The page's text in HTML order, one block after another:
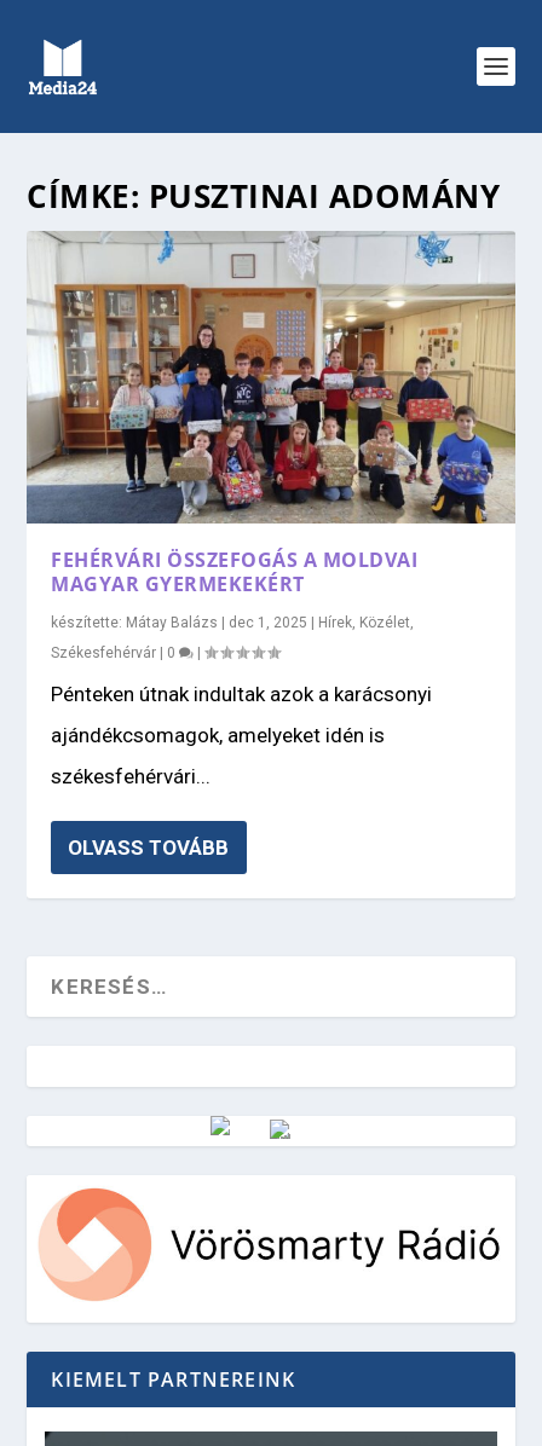
CÍMKE: PUSZTINAI ADOMÁNY
FEHÉRVÁRI ÖSSZEFOGÁS A MOLDVAI
MAGYAR GYERMEKEKÉRT
készítette: Mátay Balázs | dec 1, 2025 | Hírek Közélet
Székesfehérvár | 0 |
Pénteken útnak indultak azok a karácsonyi
ajándékcsomagok, amelyeket idén is
székesfehérvári...
OLVASS TOVÁBB
Vörösmarty Rádió
KIEMELT PARTNEREINK